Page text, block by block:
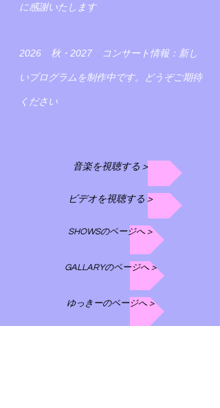
に感謝いたします
2026 秋・2027 コンサート情報： 新し
いプログラムを制作中です。 どうぞご期待
ください
音楽を視聴する >
ビデオを視聴する >
SHOWSのページへ >
GALLARYのページへ >
ゆっきーのページへ >